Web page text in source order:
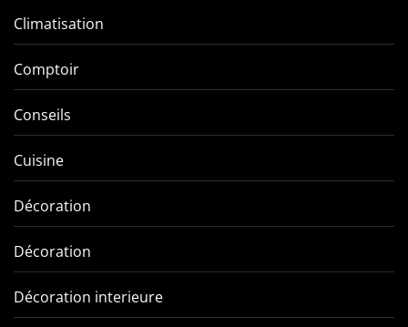
Climatisation
Comptoir
Conseils
Cuisine
Décoration
Décoration
Décoration interieure